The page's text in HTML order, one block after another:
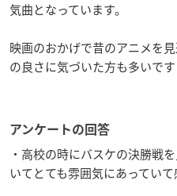
気曲となっています。
映画のおかげで昔のアニメを
の良さに気づいた方も多いです
アンケートの回答
・高校の時にバスケの決勝戦
いてとても雰囲気にあってい